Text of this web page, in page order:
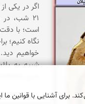
اگر در یكی
21 شب،
است؛ با
نگاه كنیم؛
خواهیم
شبیه به یك
برای آشنایی با قوانین ما